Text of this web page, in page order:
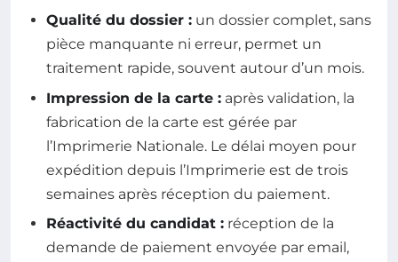
Qualité du dossier : un dossier complet, sans
pièce manquante ni erreur, permet un
traitement rapide, souvent autour d’un mois.
Impression de la carte : après validation, la
fabrication de la carte est gérée par
l’Imprimerie Nationale. Le délai moyen pour
expédition depuis l’Imprimerie est de trois
semaines après réception du paiement.
Réactivité du candidat : réception de la
demande de paiement envoyée par email,